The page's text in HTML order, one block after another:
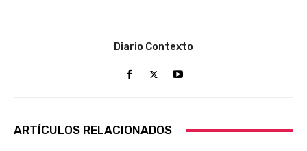
Diario Contexto
ARTÍCULOS RELACIONADOS